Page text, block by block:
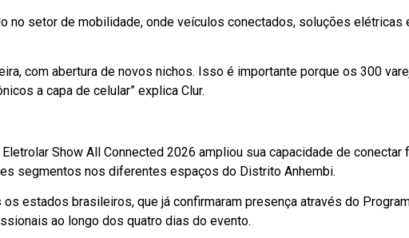
no setor de mobilidade, onde veículos conectados, soluções
com abertura de novos nichos. Isso é importante porque os 300
a capa de celular” explica Clur.
Show All Connected 2026 ampliou sua capacidade de
segmentos nos diferentes espaços do Distrito Anhembi.
estados brasileiros, que já confirmaram presença através do
ao longo dos quatro dias do evento.